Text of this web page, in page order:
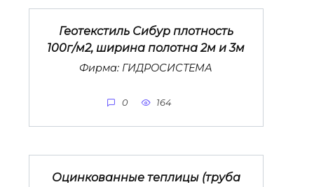
Геотекстиль Сибур плотность
100г/м2, ширина полотна 2м и 3м
Фирма: ГИДРОСИСТЕМА
0 164
Оцинкованные теплицы (труба